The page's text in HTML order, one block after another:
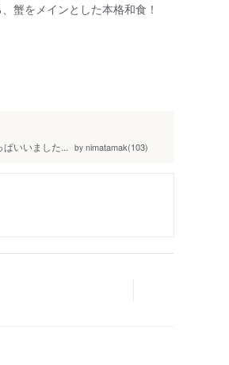
蟹をメインとした本格和食！
いいました... by nimatamak(103)